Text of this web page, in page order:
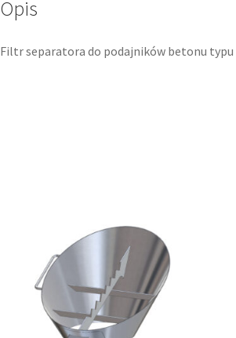
Opis
Filtr separatora do podajników betonu typu